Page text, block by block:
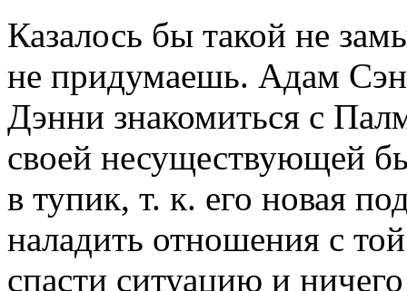
Казалось бы такой не
не придумаешь. Адам
Дэнни знакомиться с
своей несуществующей
в тупик, т. к. его новая
наладить отношения с
спасти ситуацию и